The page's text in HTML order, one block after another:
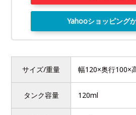
Yahooショッピング
サイズ/重量 幅120×奥行100×
タンク容量 120ml